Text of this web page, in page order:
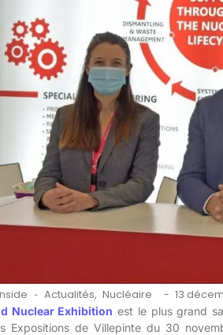
- Actualités, Nucléaire - 13
Nuclear Exhibition est le plus grand
Expositions de Villepinte du 30